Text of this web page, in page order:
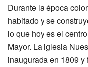
Durante la época
habitado y se
lo que hoy es el
Mayor. La iglesia
inaugurada en 1809